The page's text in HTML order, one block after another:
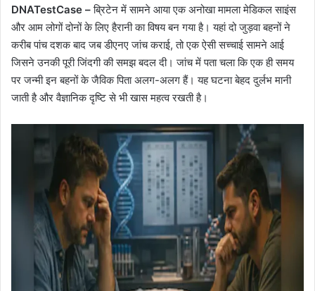
DNATestCase –ब्रिटेन में सामने आया एक अनोखा मामला मेडिकल साइंस
और आम लोगों दोनों के लिए हैरानी का विषय बन गया है। यहां दो जुड़वा बहनों ने
करीब पांच दशक बाद जब डीएनए जांच कराई, तो एक ऐसी सच्चाई सामने आई
जिसने उनकी पूरी जिंदगी की समझ बदल दी। जांच में पता चला कि एक ही समय
पर जन्मी इन बहनों के जैविक पिता अलग-अलग हैं। यह घटना बेहद दुर्लभ मानी
जाती है और वैज्ञानिक दृष्टि से भी खास महत्व रखती है।